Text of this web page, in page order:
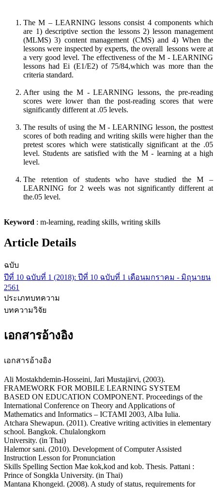
The M – LEARNING lessons consist 4 components which
are 1) descriptive section the lessons 2) lesson management
(MLMS) 3) content management (CMS) and 4) When the
lessons were inspected by experts, the overall lessons were at
a very good level. The effectiveness of the M - LEARNING
lessons had Ei (E1/E2) of 75/84,which was more than the
criteria standard.
After using the M - LEARNING lessons, the pre-reading
scores were lower than the post-reading scores that were
significantly different at .05 levels.
The results of using the M - LEARNING lesson, the posttest
scores of both reading and writing skills were higher than the
pretest scores which were statistically significant at the .05
level. Students are satisfied with the M - learning at a high
level.
The retention of students who have studied the M –
LEARNING for 2 weels was not significantly different at
the.05 level.
Keyword : m-learning, reading skills, writing skills
Article Details
ฉบับ
ปีที่ 10 ฉบับที่ 1 (2018): ปีที่ 10 ฉบับที่ 1 เดือนมกราคม - มิถุนายน
2561
ประเภทบทความ
บทความวิจัย
เอกสารอ้างอิง
เอกสารอ้างอิง
Ali Mostakhdemin-Hosseini, Jari Mustajärvi, (2003).
FRAMEWORK FOR MOBILE LEARNING SYSTEM
BASED ON EDUCATION COMPONENT. Proceedings of the
International Conference on Theory and Applications of
Mathematics and Informatics – ICTAMI 2003, Alba Iulia.
Atchara Shewapun. (2011). Creative writing activities in elementary
school. Bangkok. Chulalongkorn
University. (in Thai)
Halemor sani. (2010). Development of Computer Assisted
Instruction Lesson for Pronunciation
Skills Spelling Section Mae kok,kod and kob. Thesis. Pattani :
Prince of Songkla University. (in Thai)
Mantana Khongeid. (2008). A study of status, requirements for